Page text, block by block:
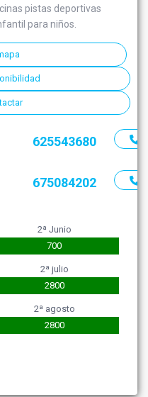
pistas deportivas
para niños.
625543680
675084202
2ª Junio
700
2ª julio
2800
2ª agosto
2800